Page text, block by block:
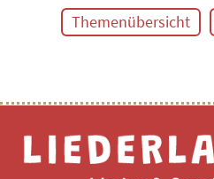
Themenübersicht